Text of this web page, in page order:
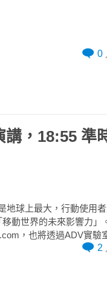
0
，18:55 準
地球上最大，行動使用
動世界的未來影響力」
，也將透過ADV實驗
2